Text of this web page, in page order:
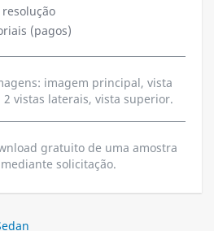
(pagos)
imagem principal, vista
vistas laterais, vista superior.
gratuito de uma amostra
solicitação.